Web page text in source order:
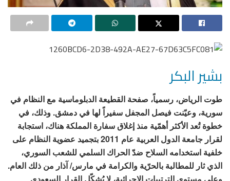
بشير البكر
طوت الرياض، رسمياً، صفحة القطيعة الدبلوماسية مع النظام في
سورية، وعيّنت فيصل المجفل سفيراً لها في دمشق. وذلك، في
خطوة تُعد الأكثر أهمّية منذ إغلاق سفارة المملكة هناك، استجابة
لقرار جامعة الدول العربية عام 2011 بتجميد عضوية النظام على
خلفية استخدامه السلاح ضدّ الحراك السلمي للشعب السوري،
الذي ثار للمطالبة بالحرّية والكرامة في مارس/ آذار من ذلك العام.